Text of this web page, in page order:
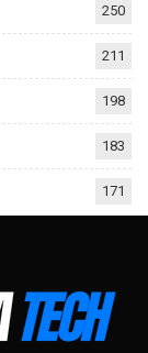
250
211
198
183
171